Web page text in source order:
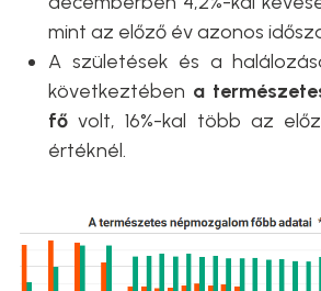
mint az előző év azonos
A születések és a
következtében a
fő volt, 16%-kal több az
értéknél.